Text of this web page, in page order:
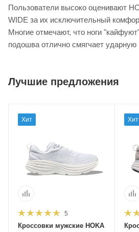
Пользователи высоко оценивают
WIDE за их исключительный
Многие отмечают, что ноги
подошва отлично смягчает ударную
Лучшие предложения
Хит
5
Кроссовки мужские HOKA
Хит